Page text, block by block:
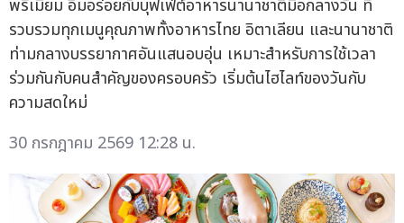
พรีเมียม อิ่มอร่อยกับบุฟเฟ่ต์อาหารนานาชาติมื้อกลางวัน ที่
รวบรวมทุกเมนูคุณภาพทั้งอาหารไทย อิตาเลียน และนานาชาติ
ท่ามกลางบรรยากาศอันแสนอบอุ่น เหมาะสำหรับการใช้เวลา
ร่วมกันกับคนสำคัญของครอบครัว เริ่มต้นไฮไลท์ของวันกับ
ความสดใหม่
30 กรกฎาคม 2569 12:28 น.